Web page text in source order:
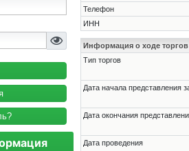
Телефон
ИНН
Информация о ходе торгов
Тип торгов
Дата начала представления
Дата окончания
Дата проведения